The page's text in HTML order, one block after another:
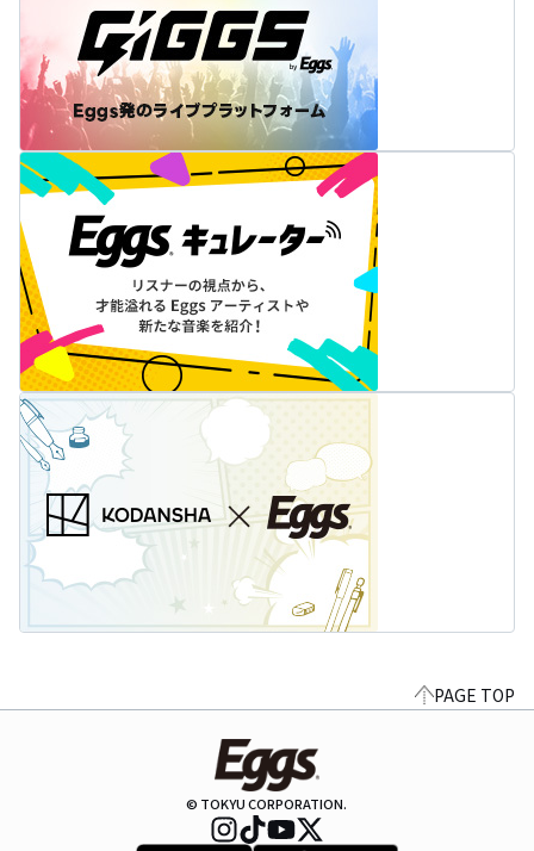
PAGE TOP
© TOKYU CORPORATION.